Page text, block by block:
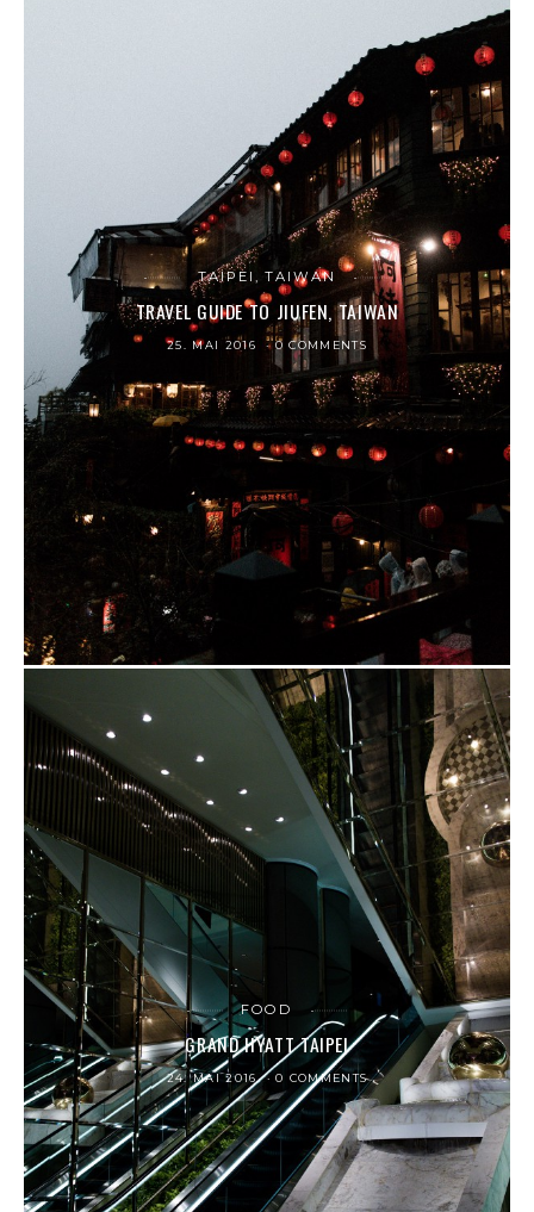
TAIPEI, TAIWAN
TRAVEL GUIDE TO JIUFEN, TAIWAN
25. MAI 2016 0 COMMENTS
FOOD
GRAND HYATT TAIPEI
24. MAI 2016 0 COMMENTS